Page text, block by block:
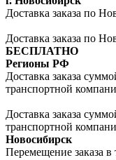
Доставка заказа по
Доставка заказа по
БЕСПЛАТНО
Регионы РФ
Доставка заказа
транспортной
Доставка заказа
транспортной
Новосибирск
Перемещение заказа